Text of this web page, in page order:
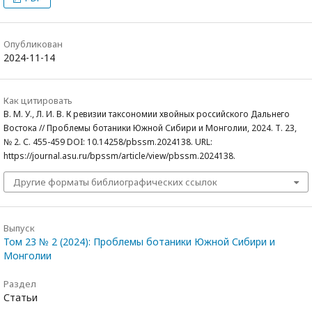
Опубликован
2024-11-14
Как цитировать
В. М. У., Л. И. В. К ревизии таксономии хвойных российского Дальнего
Востока // Проблемы ботаники Южной Сибири и Монголии, 2024. Т. 23,
№ 2. С. 455-459 DOI: 10.14258/pbssm.2024138. URL:
https://journal.asu.ru/bpssm/article/view/pbssm.2024138.
Другие форматы библиографических ссылок
Выпуск
Том 23 № 2 (2024): Проблемы ботаники Южной Сибири и
Монголии
Раздел
Статьи